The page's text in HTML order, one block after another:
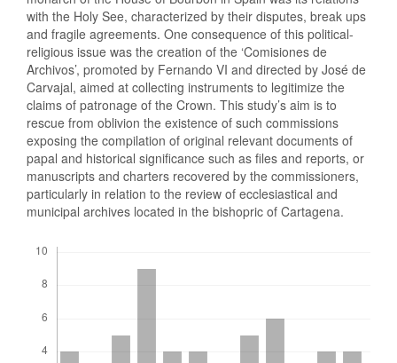
with the Holy See, characterized by their disputes, break ups
and fragile agreements. One consequence of this political-
religious issue was the creation of the ‘Comisiones de
Archivos’, promoted by Fernando VI and directed by José de
Carvajal, aimed at collecting instruments to legitimize the
claims of patronage of the Crown. This study’s aim is to
rescue from oblivion the existence of such commissions
exposing the compilation of original relevant documents of
papal and historical significance such as files and reports, or
manuscripts and charters recovered by the commissioners,
particularly in relation to the review of ecclesiastical and
municipal archives located in the bishopric of Cartagena.